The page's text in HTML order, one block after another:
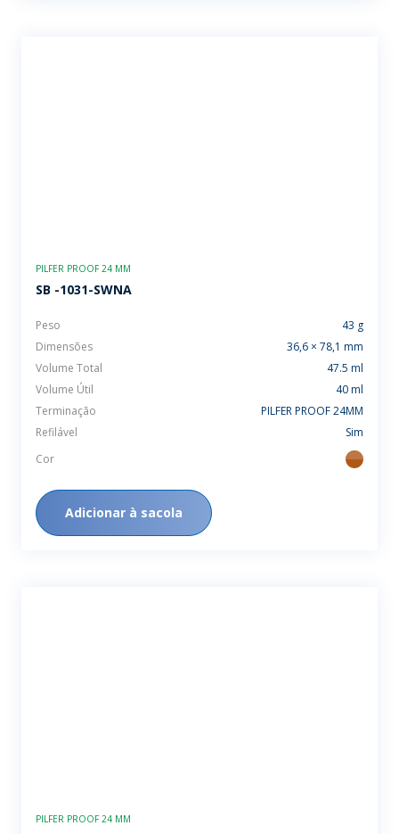
PILFER PROOF 24 MM
SB -1031-SWNA
Peso
43 g
Dimensões
36,6 × 78,1 mm
Volume Total
47.5 ml
Volume Útil
40 ml
Terminação
PILFER PROOF 24MM
Refilável
Sim
Cor
ambar
Adicionar à sacola
PILFER PROOF 24 MM